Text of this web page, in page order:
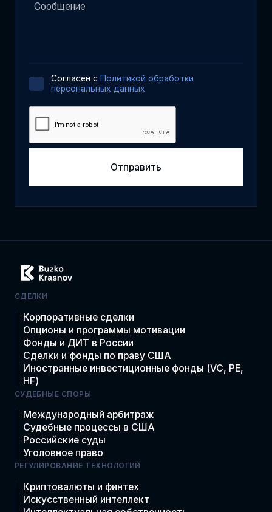
Cогласен с Политикой обработки
персональных данных
СДЕЛКИ
Корпоративные сделки
Опционы и программы мотивации
Фонды и ДИТ в России
Сделки и фонды по праву США
Иностранные инвестиционные фонды (VC, PE,
HF)
СУДЕБНЫЕ СПОРЫ
Международный арбитраж
Судебные процессы в США
Российские суды
Уголовное право
РЕГУЛИРОВАНИЕ ТЕХНОЛОГИЙ
Криптовалюты и финтех
Искусственный интеллект